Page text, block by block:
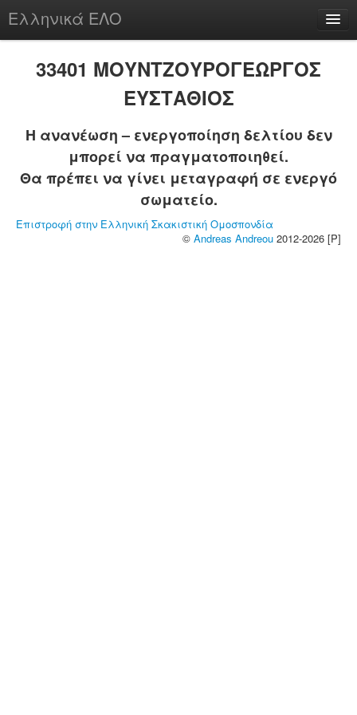
Ελληνικά ΕΛΟ
chesstu.be @ discord
33401 ΜΟΥΝΤΖΟΥΡΟΓΕΩΡΓΟΣ
ΕΥΣΤΑΘΙΟΣ
Η ανανέωση – ενεργοποίηση δελτίου δεν
μπορεί να πραγματοποιηθεί.
Θα πρέπει να γίνει μεταγραφή σε ενεργό
σωματείο.
Επιστροφή στην Ελληνική Σκακιστική Ομοσπονδία
© Andreas Andreou 2012-2026 [P]